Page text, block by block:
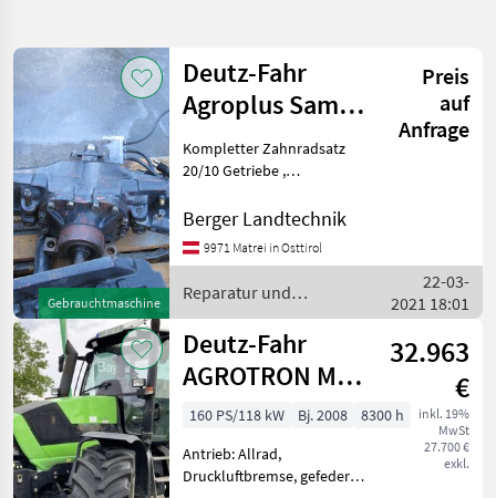
Gebrauchtmaschine
Deutz-Fahr
Agroplus Same
Dorado
Preis
auf
Anfrage
Kompletter Zahnradsatz
20/10 Getriebe ,
rechts , Hydraulikpumpe,
Lenkhydraulikpumpe,
Lenkzylinder, Spurstangen ,
rechts mit
Berger Landtechnik
9971 Matrei in Osttirol
Reparatur und
Ersatzteile / Deutz Fahr
22-03-
2021 18:01
Deutz-Fahr
AGROTRON M
620
32.963
€
inkl. 19%
MwSt
27.700 €
exkl.
160 PS/118 kW Bj. 2008
8300 h
Antrieb: Allrad,
Druckluftbremse, gefederte